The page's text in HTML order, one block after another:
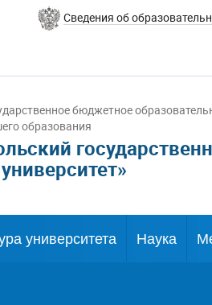
Сведения об
бюджетное
образования
университета Наука